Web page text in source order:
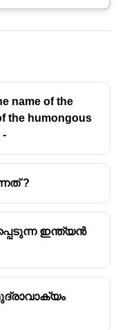
name of the
the humongous
-
?
ഇന്ത്യൻ